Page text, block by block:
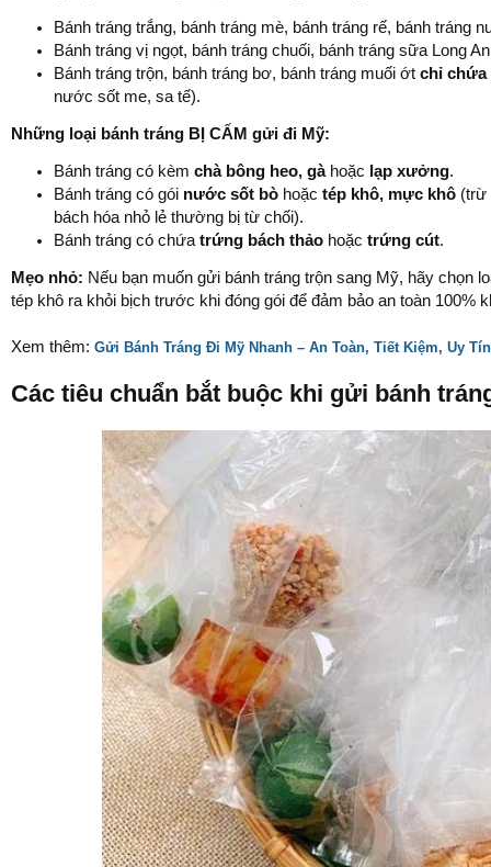
Bánh tráng trắng, bánh tráng mè, bánh tráng rế, bánh tráng
Bánh tráng vị ngọt, bánh tráng chuối, bánh tráng sữa Long
Bánh tráng trộn, bánh tráng bơ, bánh tráng muối ớt chỉ chứa
nước sốt me, sa tế).
Những loại bánh tráng BỊ CẤM gửi đi Mỹ:
Bánh tráng có kèm chà bông heo, gàhoặc lạp xưởng.
Bánh tráng có gói nước sốt bò hoặc tép khô, mực khô (trừ
bách hóa nhỏ lẻ thường bị từ chối).
Bánh tráng có chứa trứng bách thảo hoặc trứng cút.
Mẹo nhỏ: Nếu bạn muốn gửi bánh tráng trộn sang Mỹ, hãy chọn
tép khô ra khỏi bịch trước khi đóng gói để đảm bảo an toàn 100%
Xem thêm: Gửi Bánh Tráng Đi Mỹ Nhanh – An Toàn, Tiết Kiệm, Uy
Các tiêu chuẩn bắt buộc khi gửi bánh